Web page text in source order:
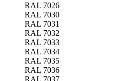
RAL 7026
RAL 7030
RAL 7031
RAL 7032
RAL 7033
RAL 7034
RAL 7035
RAL 7036
RAL 7037